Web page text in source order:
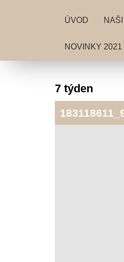
ÚVOD NAŠI
NOVINKY 2021
7 týden